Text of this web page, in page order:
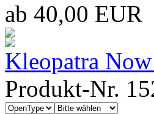
ab 40,00 EUR
Kleopatra
Produkt-Nr.